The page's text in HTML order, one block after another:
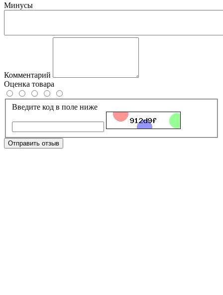
Минусы
Комментарий
Оценка товара
Введите код в поле ниже
Отправить отзыв